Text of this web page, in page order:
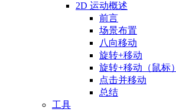
2D 运动概述
前言
场景布置
八向移动
旋转+移动
旋转+移动（鼠标）
点击并移动
总结
工具